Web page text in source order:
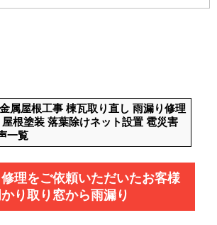
属屋根工事 棟瓦取り直し 雨漏り修理
根塗装 落葉除けネット設置 雹災害
一覧
理をご依頼いただいたお客様
り取り窓から雨漏り